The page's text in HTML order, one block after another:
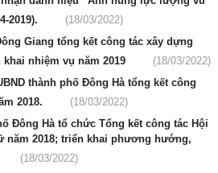
2019).
(18/03/2022)
Giang tổng kết công tác xây dựng
nhiệm vụ năm 2019
(18/03/2022)
thành phố Đông Hà tổng kết công
2018.
(18/03/2022)
Đông Hà tổ chức Tổng kết công tác Hội
năm 2018; triển khai phương hướng,
(18/03/2022)